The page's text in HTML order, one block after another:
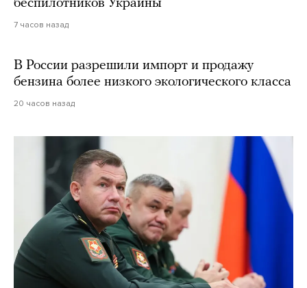
беспилотников Украины
7 часов назад
В России разрешили импорт и продажу
бензина более низкого экологического класса
20 часов назад